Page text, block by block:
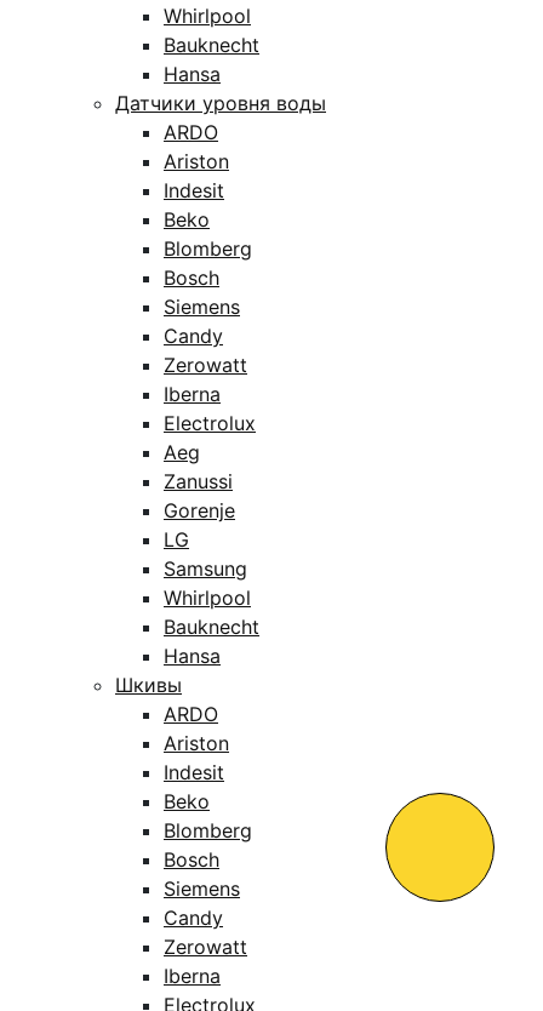
Whirlpool
Bauknecht
Hansa
Датчики уровня воды
ARDO
Ariston
Indesit
Beko
Blomberg
Bosch
Siemens
Candy
Zerowatt
Iberna
Electrolux
Aeg
Zanussi
Gorenje
LG
Samsung
Whirlpool
Bauknecht
Hansa
Шкивы
ARDO
Ariston
Indesit
Beko
Blomberg
Bosch
Siemens
Candy
Zerowatt
Iberna
Electrolux